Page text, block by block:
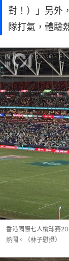
對！）」另外
隊打氣，體驗
香港國際七人欖球賽
熱鬧。（林子慰攝）